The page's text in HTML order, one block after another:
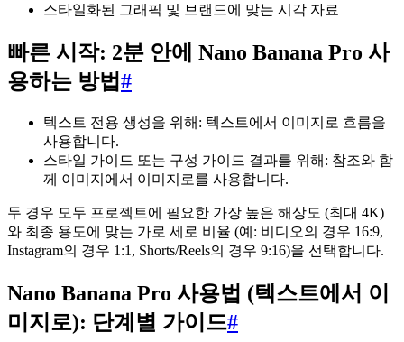
스타일화된 그래픽 및 브랜드에 맞는 시각 자료
빠른 시작: 2분 안에 Nano Banana Pro 사
용하는 방법#
텍스트 전용 생성을 위해: 텍스트에서 이미지로 흐름을
사용합니다.
스타일 가이드 또는 구성 가이드 결과를 위해: 참조와 함
께 이미지에서 이미지로를 사용합니다.
두 경우 모두 프로젝트에 필요한 가장 높은 해상도 (최대 4K)
와 최종 용도에 맞는 가로 세로 비율 (예: 비디오의 경우 16:9,
Instagram의 경우 1:1, Shorts/Reels의 경우 9:16)을 선택합니다.
Nano Banana Pro 사용법 (텍스트에서 이
미지로): 단계별 가이드#